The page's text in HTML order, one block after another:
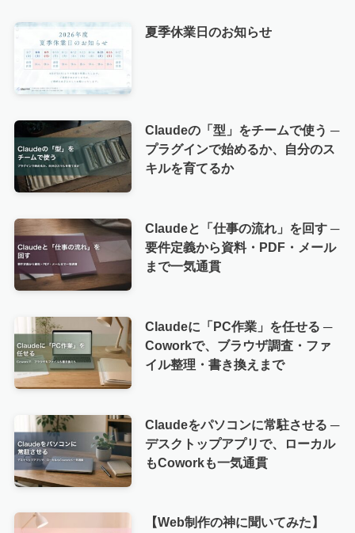
夏季休業日のお知らせ
Claudeの「型」をチームで使う ─
プラグインで始めるか、自分のス
キルを育てるか
Claudeと「仕事の流れ」を回す ─
要件定義から資料・PDF・メール
まで一気通貫
Claudeに「PC作業」を任せる ─
Coworkで、ブラウザ調査・ファ
イル整理・書き換えまで
Claudeをパソコンに常駐させる ─
デスクトップアプリで、ローカル
もCoworkも一気通貫
【Web制作の神に聞いてみた】